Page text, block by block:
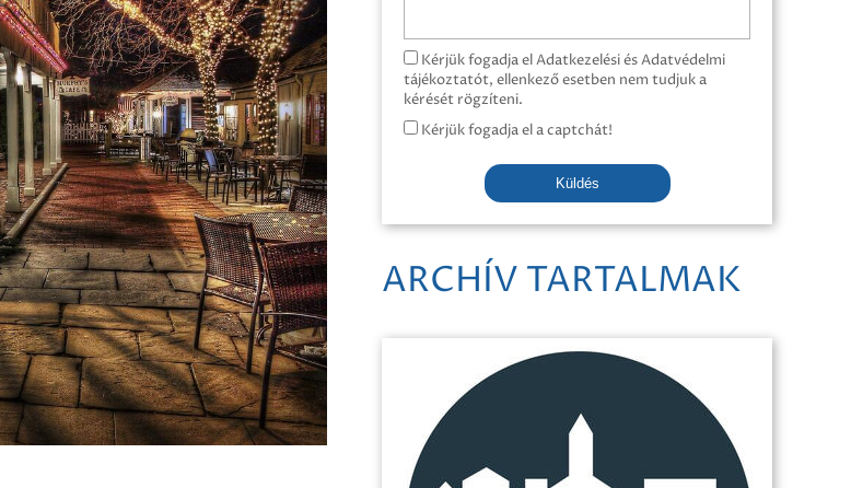
Kérjük fogadja el Adatkezelési és Adatvédelmi
tájékoztatót, ellenkező esetben nem tudjuk a
kérését rögzíteni.
Kérjük fogadja el a captchát!
Küldés
ARCHÍV TARTALMAK